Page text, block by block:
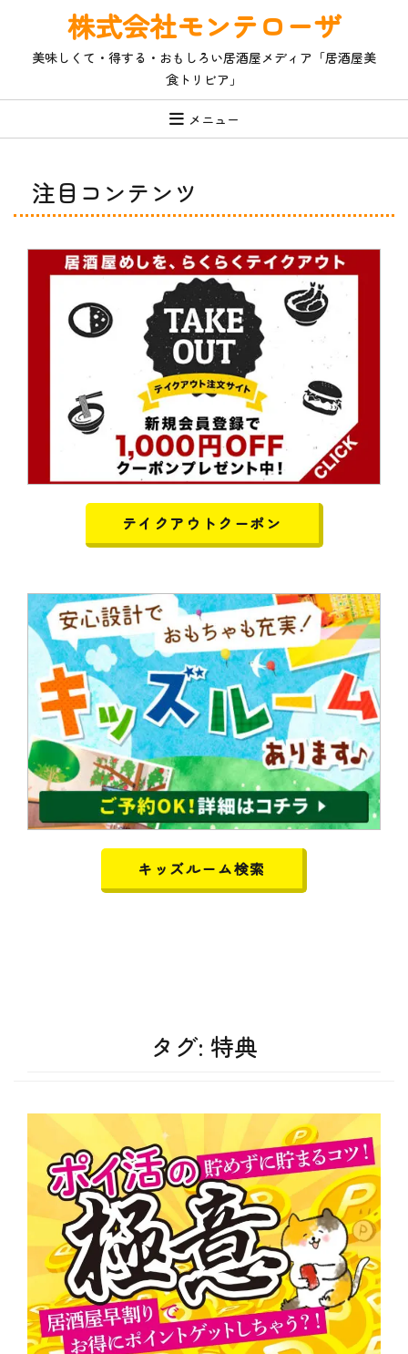
へ
キ
株式会社モンテローザ
美味しくて・得する・おもしろい居酒屋メディア「居酒屋美
食トリビア」
メニュー
注目コンテンツ
テイクアウトクーポン
キッズルーム検索
タグ: 特典